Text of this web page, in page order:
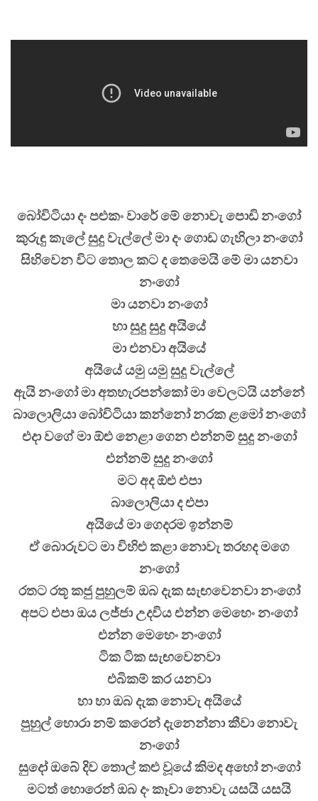
බෝවිටියා දං පළුකං වාරේ මේ නොවැ පොඩි නංගෝ
කුරුඳු කැලේ සුදු වැල්ලේ මා දං ගොඩ ගැහිලා නංගෝ
සිහිවෙන විට තොල කට ද තෙමෙයි මේ මා යනවා
නංගෝ
මා යනවා නංගෝ
හා සුදු සුදු අයියේ
මා එනවා අයියේ
අයියේ යමු යමු සුදු වැල්ලේ
ඇයි නංගෝ මා අතහැරපන්කෝ මා වෙලටයි යන්නේ
බාලොලියා බෝවිටියා කන්නෝ නරක ළමෝ නංගෝ
එදා වගේ මා ඕළු නෙළා ගෙන එන්නම් සුදු නංගෝ
එන්නම් සුදු නංගෝ
මට අද ඕළු එපා
බාලොලියා ද එපා
අයියේ මා ගෙදරම ඉන්නම්
ඒ බොරුවට මා විහිළු කළා නොවැ තරහද මගෙ
නංගෝ
රතට රතූ කජු පුහුලම් ඔබ දැක සැඟවෙනවා නංගෝ
අපට එපා ඔය ලජ්ජා උදවිය එන්න මෙහෙං නංගෝ
එන්න මෙහෙං නංගෝ
ටික ටික සැඟවෙනවා
එබිකම් කර යනවා
හා හා ඔබ දැක නොවැ අයියේ
පුහුල් හොරා නම් කරෙන් දැනෙන්නා කීවා නොවැ
නංගෝ
සුදෝ ඔබේ දිව තොල් කළු වූයේ කිමද අහෝ නංගෝ
මටත් හොරෙන් ඔබ දං කෑවා නොවැ යසයි යසයි